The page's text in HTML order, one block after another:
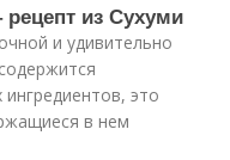
рецепт из Сухуми
и удивительно
это
в нем